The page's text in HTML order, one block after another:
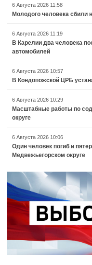
6 Августа 2026 11:58
Молодого человека сбили
6 Августа 2026 11:19
В Карелии два человека
автомобилей
6 Августа 2026 10:57
В Кондопожской ЦРБ
6 Августа 2026 10:29
Масштабные работы по
округе
6 Августа 2026 10:06
Один человек погиб и
Медвежьегорском округе